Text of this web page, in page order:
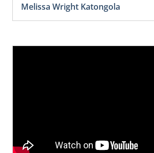
Melissa Wright Katongola